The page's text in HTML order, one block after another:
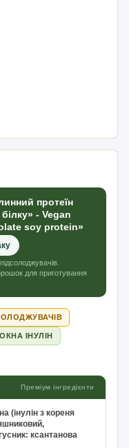
протеїн
- Vegan
soy protein»
для приготування
ІНУЛІН
Преміум інгредієнти
(інулін з кореня
ксантанова